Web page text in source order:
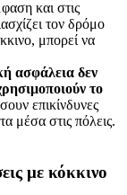
και στις
τον δρόμο
μπορεί να
ασφάλεια δεν
το
επικίνδυνες
μέσα στις πόλεις.
με κόκκινο